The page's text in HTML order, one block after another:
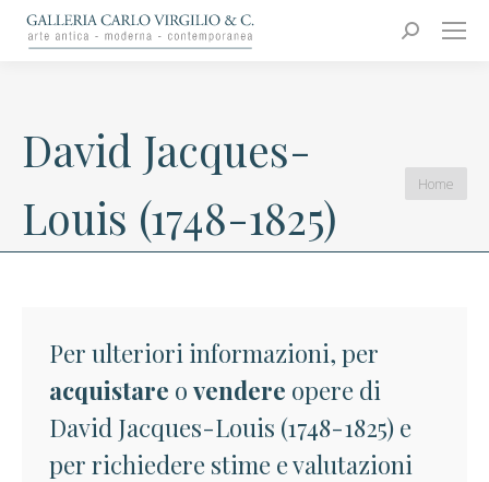
Search:
Carlo Virgilio & C.
Arte moderna e contemporanea
David Jacques-
Louis (1748-1825)
You are
here:
Home
Per ulteriori informazioni, per
acquistare o vendere opere di
David Jacques-Louis (1748-1825) e
per richiedere stime e valutazioni